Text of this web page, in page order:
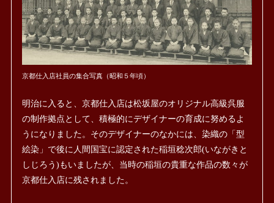
京都仕入店社員の集合写真（昭和５年頃）
明治に入ると、京都仕入店は松坂屋のオリジナル高級呉服
の制作拠点として、積極的にデザイナーの育成に努めるよ
うになりました。そのデザイナーのなかには、染織の「型
絵染」で後に人間国宝に認定された稲垣稔次郎(いながきと
しじろう)もいましたが、当時の稲垣の貴重な作品の数々が
京都仕入店に残されました。